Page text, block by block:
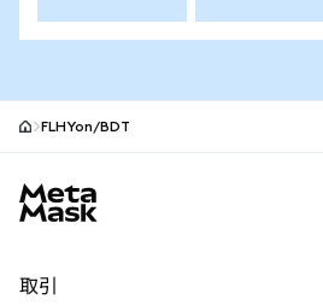
FLHYon/BDT
取引